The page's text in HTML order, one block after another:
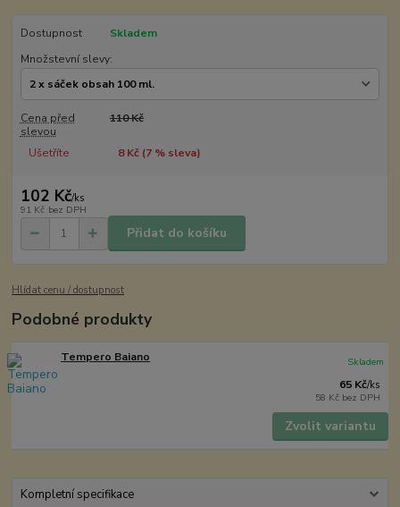
Dostupnost
Skladem
Množstevní slevy:
Cena před
slevou
110 Kč
Ušetříte 8 Kč (7% sleva)
102 Kč/ks
91 Kč bez DPH
Přidat do košíku
Hlídat cenu / dostupnost
Podobné produkty
Tempero Baiano
65 Kč/ks
58 Kč bez DPH
Skladem
Zvolit variantu
Kompletní specifikace